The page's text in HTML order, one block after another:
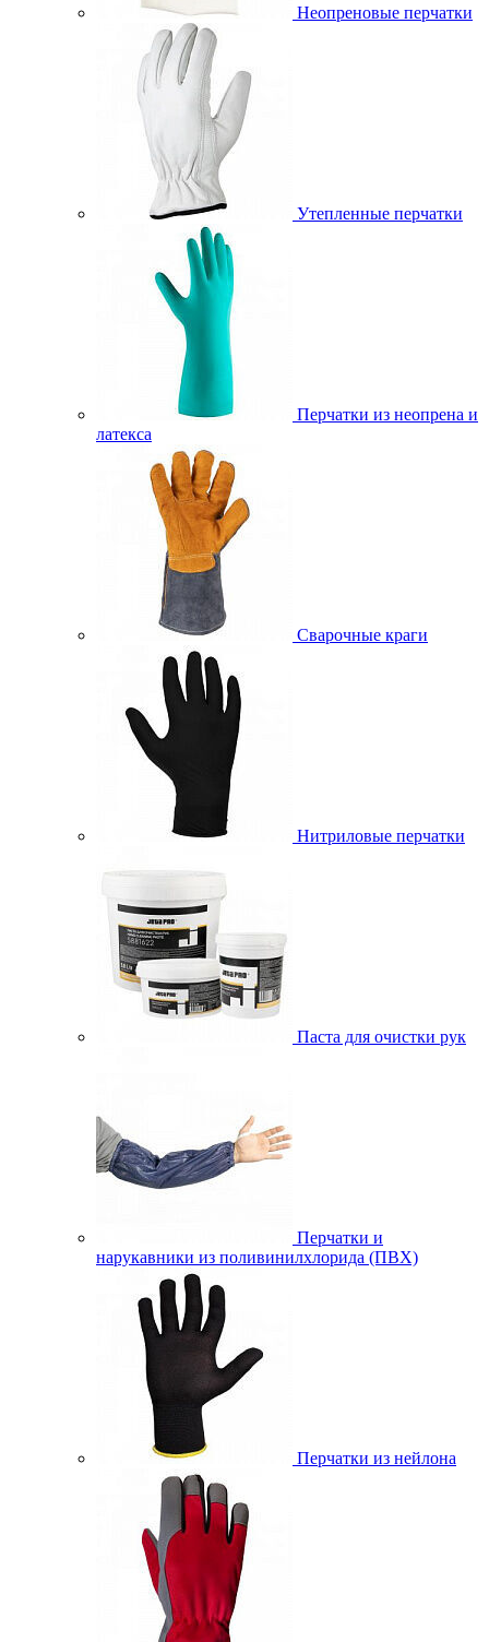
Неопреновые перчатки
Утепленные перчатки
Перчатки из неопрена и
латекса
Сварочные краги
Нитриловые перчатки
Паста для очистки рук
Перчатки и
нарукавники из поливинилхлорида (ПВХ)
Перчатки из нейлона